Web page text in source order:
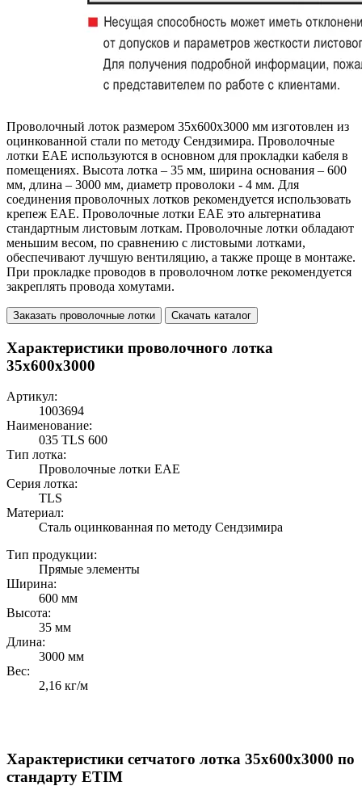
Проволочный лоток размером 35х600х3000 мм изготовлен из
оцинкованной стали по методу Сендзимира. Проволочные
лотки EAE используются в основном для прокладки кабеля в
помещениях. Высота лотка – 35 мм, ширина основания – 600
мм, длина – 3000 мм, диаметр проволоки - 4 мм. Для
соединения проволочных лотков рекомендуется использовать
крепеж EAE. Проволочные лотки EAE это альтернатива
стандартным листовым лоткам. Проволочные лотки обладают
меньшим весом, по сравнению с листовыми лотками,
обеспечивают лучшую вентиляцию, а также проще в монтаже.
При прокладке проводов в проволочном лотке рекомендуется
закреплять провода хомутами.
Заказать проволочные лотки Скачать каталог
Характеристики проволочного лотка
35х600х3000
Артикул:
1003694
Наименование:
035 TLS 600
Тип лотка:
Проволочные лотки EAE
Серия лотка:
TLS
Материал:
Сталь оцинкованная по методу Сендзимира
Тип продукции:
Прямые элементы
Ширина:
600 мм
Высота:
35 мм
Длина:
3000 мм
Вес:
2,16 кг/м
Характеристики сетчатого лотка 35х600х3000 по
стандарту ETIM